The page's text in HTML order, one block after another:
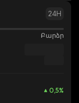
24H
Բարձր
0,5%